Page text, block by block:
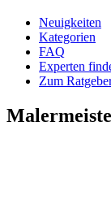
Neuigkeiten
Kategorien
FAQ
Experten
Zum